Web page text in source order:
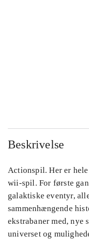
Beskrivelse
Actionspil. Her er
wii-spil. For første
galaktiske eventyr,
sammenhængende
ekstrabaner med, nye
universet og